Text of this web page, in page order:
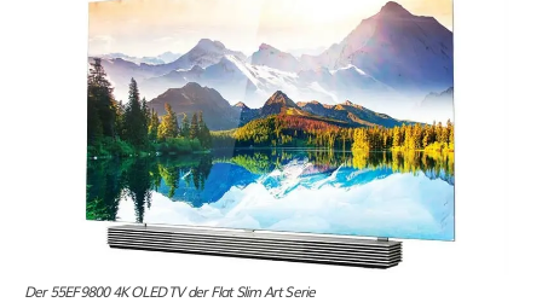
Der 55EF9800 4K OLED TV der Flat Slim Art Serie